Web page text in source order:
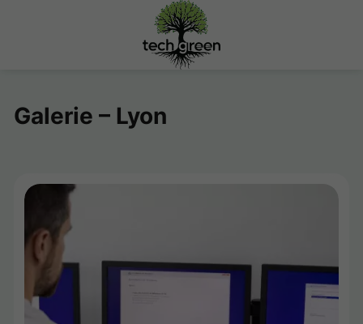
Galerie – Lyon